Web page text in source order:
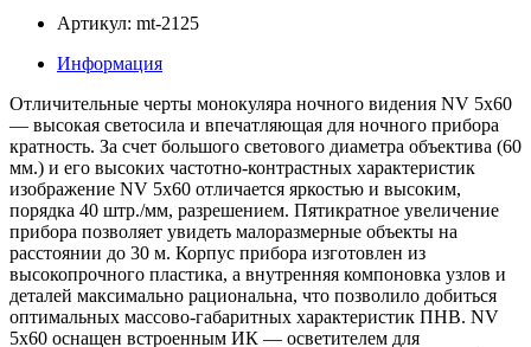
Артикул: mt-2125
Информация
Отличительные черты монокуляра ночного видения NV 5x60
— высокая светосила и впечатляющая для ночного прибора
кратность. За счет большого светового диаметра объектива (60
мм.) и его высоких частотно-контрастных характеристик
изображение NV 5x60 отличается яркостью и высоким,
порядка 40 штр./мм, разрешением. Пятикратное увеличение
прибора позволяет увидеть малоразмерные объекты на
расстоянии до 30 м. Корпус прибора изготовлен из
высокопрочного пластика, а внутренняя компоновка узлов и
деталей максимально рациональна, что позволило добиться
оптимальных массово-габаритных характеристик ПНВ. NV
5x60 оснащен встроенным ИК — осветителем для